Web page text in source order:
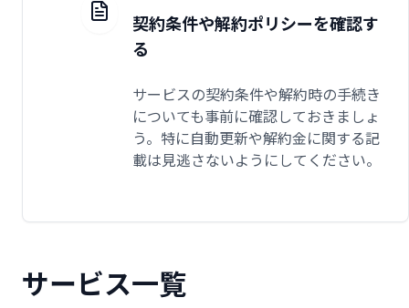
契約条件や解約ポリシーを確認す
る
サービスの契約条件や解約時の手続き
についても事前に確認しておきましょ
う。特に自動更新や解約金に関する記
載は見逃さないようにしてください。
サービス一覧